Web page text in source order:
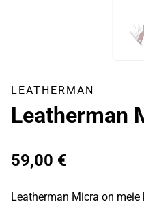
LEATHERMAN
Leatherman
59,00 €
Leatherman Micra on